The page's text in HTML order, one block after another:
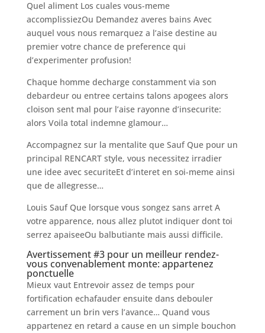
Quel aliment Los cuales vous-meme
accomplissiezOu Demandez averes bains Avec
auquel vous nous remarquez a l’aise destine au
premier votre chance de preference qui
d’experimenter profusion!
Chaque homme decharge constamment via son
debardeur ou entree certains talons apogees alors
cloison sent mal pour l’aise rayonne d’insecurite:
alors Voila total indemne glamour…
Accompagnez sur la mentalite que Sauf Que pour un
principal RENCART style, vous necessitez irradier
une idee avec securiteEt d’interet en soi-meme ainsi
que de allegresse…
Louis Sauf Que lorsque vous songez sans arret A
votre apparence, nous allez plutot indiquer dont toi
serrez apaiseeOu balbutiante mais aussi difficile.
Avertissement #3 pour un meilleur rendez-
vous convenablement monte: appartenez
ponctuelle
Mieux vaut Entrevoir assez de temps pour
fortification echafauder ensuite dans debouler
carrement un brin vers l’avance… Quand vous
appartenez en retard a cause en un simple bouchon